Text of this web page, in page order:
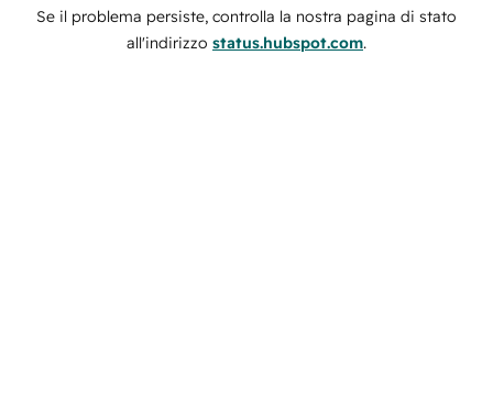
Se il problema persiste, controlla la nostra pagina di stato
all'indirizzo status.hubspot.com.